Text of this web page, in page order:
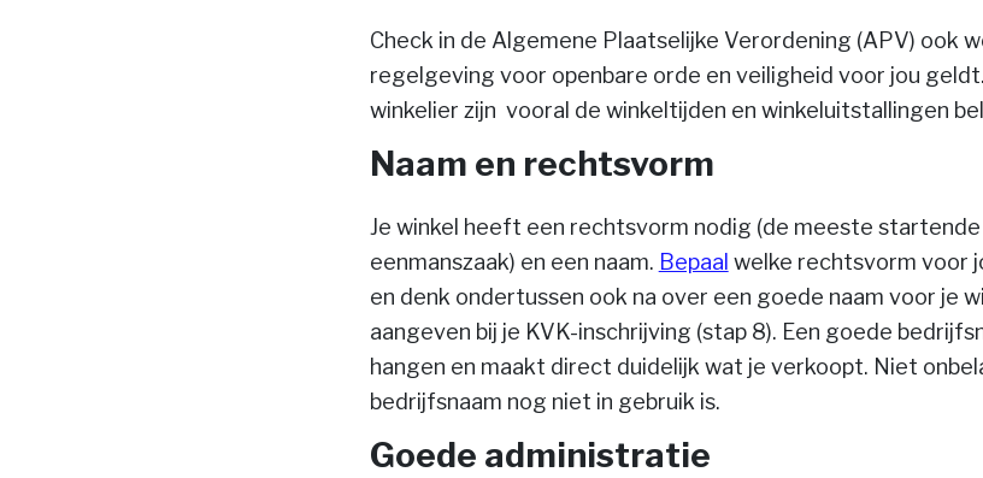
Check in de Algemene Plaatselijke Verordening (APV) ook
regelgeving voor openbare orde en veiligheid voor jou
winkelier zijn vooral de winkeltijden en winkeluitstallingen
Naam en rechtsvorm
Je winkel heeft een rechtsvorm nodig (de meeste
eenmanszaak) en een naam. Bepaal welke rechtsvorm voor
en denk ondertussen ook na over een goede naam voor je
aangeven bij je KVK-inschrijving (stap 8). Een goede
hangen en maakt direct duidelijk wat je verkoopt. Niet
bedrijfsnaam nog niet in gebruik is.
Goede administratie